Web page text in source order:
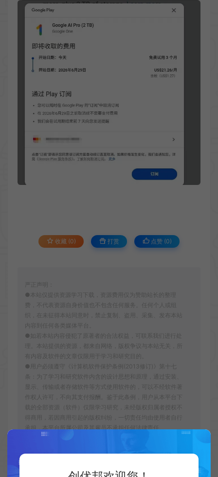
收藏 (0) 打赏 点赞 (0)
严正声明：
●本站仅提供资源学习下载，资源费用仅为赞助站长的整理
费，不代表资源自身价值也不包含任何服务。任何个人或组
织，在未征得本站同意时，禁止复制、盗用、采集、发布本站
内容到任何各类媒体平台。
●如若本站内容侵犯了原著者的合法权益，可联系我们进行处
理。本站提供的资源，都来自网络，版权争议与本站无关，所
有内容及软件的文章仅限用于学习和研究目的。
●用户必须遵守《计算机软件保护条例(2013修订)》第十七
条：为了学习和研究软件内含的设计思想和原理，通过安装、
显示、传输或者存储软件等方式使用软件的，可以不经软件著
作权人许可，不向其支付报酬。鉴于此条例，用户从本平台下
载的全部资源（软件）仅限学习研究，未经版权归属者授权不
得商用，若因商用引起的版权纠纷，一切责任均由使用者自行
承担，本平台所属公司及其雇员不承担任何法律责任。
●如果您喜欢该内容，请支持正版软件，得到更好的正版服